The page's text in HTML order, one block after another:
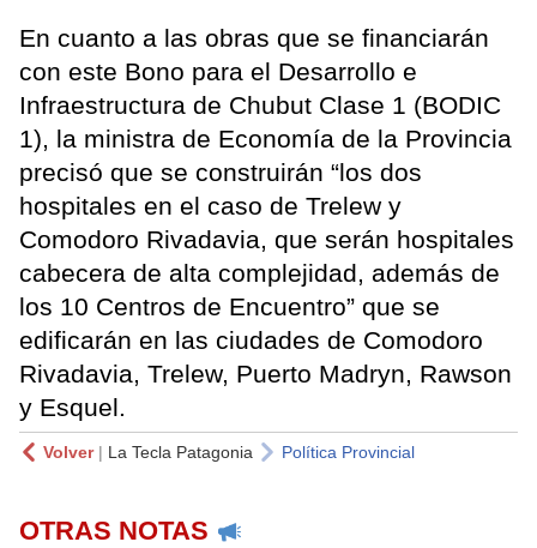
En cuanto a las obras que se financiarán
con este Bono para el Desarrollo e
Infraestructura de Chubut Clase 1 (BODIC
1), la ministra de Economía de la Provincia
precisó que se construirán “los dos
hospitales en el caso de Trelew y
Comodoro Rivadavia, que serán hospitales
cabecera de alta complejidad, además de
los 10 Centros de Encuentro” que se
edificarán en las ciudades de Comodoro
Rivadavia, Trelew, Puerto Madryn, Rawson
y Esquel.
Volver| La Tecla Patagonia Política Provincial
OTRAS NOTAS